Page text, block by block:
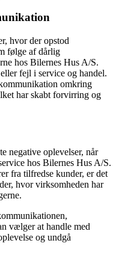
hvor der opstod
følge af dårlig
hos Bilernes Hus A/S.
fejl i service og handel.
omkring
har skabt forvirring og
negative oplevelser, når
hos Bilernes Hus A/S.
fra tilfredse kunder, er det
hvor virksomheden har
vælger at handle med
og undgå